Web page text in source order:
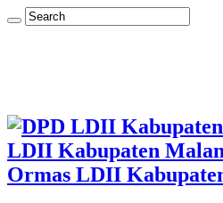
LDII Kabupaten
Ormas LDII